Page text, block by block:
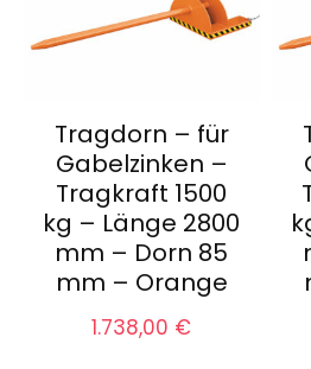
Tragdorn – für
Gabelzinken –
Tragkraft 1500
kg – Länge 2800
mm – Dorn 85
mm – Orange
1.738,00 €